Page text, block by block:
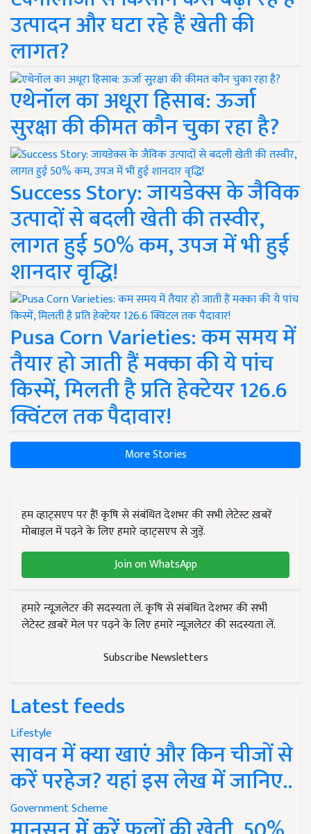
उत्पादन और घटा रहे हैं खेती की
लागत?
एथेनॉल का अधूरा हिसाब: ऊर्जा
सुरक्षा की कीमत कौन चुका रहा है?
Success Story: जायडेक्स के जैविक
उत्पादों से बदली खेती की तस्वीर,
लागत हुई 50% कम, उपज में भी हुई
शानदार वृद्धि!
Pusa Corn Varieties: कम समय में
तैयार हो जाती हैं मक्का की ये पांच
किस्में, मिलती है प्रति हेक्टेयर 126.6
क्विंटल तक पैदावार!
More Stories
हम व्हाट्सएप पर हैं! कृषि से संबंधित देशभर की सभी लेटेस्ट ख़बरें
मोबाइल में पढ़ने के लिए हमारे व्हाट्सएप से जुड़ें.
Join on WhatsApp
हमारे न्यूज़लेटर की सदस्यता लें. कृषि से संबंधित देशभर की सभी
लेटेस्ट ख़बरें मेल पर पढ़ने के लिए हमारे न्यूज़लेटर की सदस्यता लें.
Subscribe Newsletters
Latest feeds
Lifestyle
सावन में क्या खाएं और किन चीजों से
करें परहेज? यहां इस लेख में जानिए..
Government Scheme